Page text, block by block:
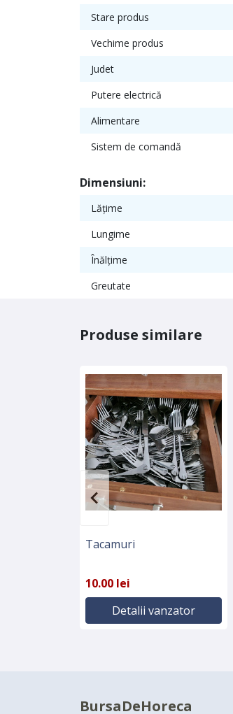
Stare produs
Vechime produs
Judet
Putere electrică
Alimentare
Sistem de comandă
Dimensiuni:
Lățime
Lungime
Înălțime
Greutate
Produse similare
Tacamuri
10.00 lei
Detalii vanzator
BursaDeHoreca